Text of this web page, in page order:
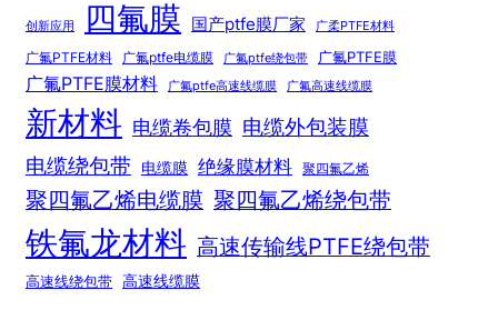
创新应用 四氟膜 国产ptfe膜厂家 广柔PTFE材料
广氟PTFE材料 广氟ptfe电缆膜 广氟ptfe绕包带 广氟PTFE膜
广氟PTFE膜材料 广氟ptfe高速线缆膜 广氟高速线缆膜
新材料 电缆卷包膜 电缆外包装膜
电缆绕包带 电缆膜 绝缘膜材料 聚四氟乙烯
聚四氟乙烯电缆膜 聚四氟乙烯绕包带
铁氟龙材料 高速传输线PTFE绕包带
高速线绕包带 高速线缆膜